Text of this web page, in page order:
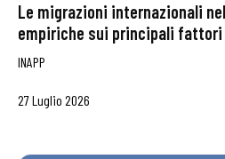
Le migrazioni internazionali
empiriche sui principali fattori
INAPP
27 Luglio 2026